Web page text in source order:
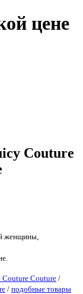
цене
Couture
женщины,
Couture /
/ подобные товары